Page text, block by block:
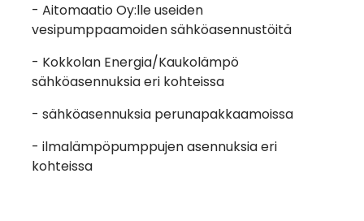
- Aitomaatio Oy:lle useiden
vesipumppaamoiden sähköasennustöitä
- Kokkolan Energia/Kaukolämpö
sähköasennuksia eri kohteissa
- sähköasennuksia perunapakkaamoissa
- ilmalämpöpumppujen asennuksia eri
kohteissa